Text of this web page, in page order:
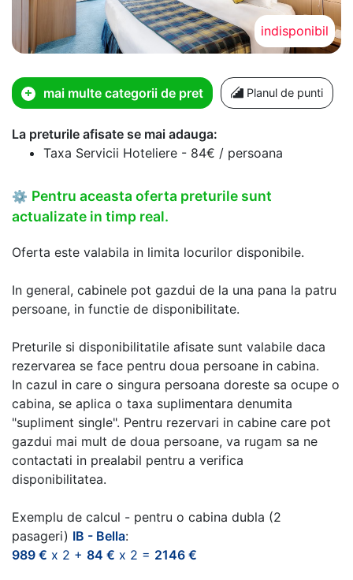
indisponibil
mai multe categorii de pret Planul de punti
La preturile afisate se mai adauga:
Taxa Servicii Hoteliere - 84€ / persoana
⚙ Pentru aceasta oferta preturile sunt
actualizate in timp real.
Oferta este valabila in limita locurilor disponibile.
In general, cabinele pot gazdui de la una pana la patru
persoane, in functie de disponibilitate.
Preturile si disponibilitatile afisate sunt valabile daca
rezervarea se face pentru doua persoane in cabina.
In cazul in care o singura persoana doreste sa ocupe o
cabina, se aplica o taxa suplimentara denumita
"supliment single". Pentru rezervari in cabine care pot
gazdui mai mult de doua persoane, va rugam sa ne
contactati in prealabil pentru a verifica
disponibilitatea.
Exemplu de calcul - pentru o cabina dubla (2
pasageri) IB - Bella:
989 € x 2 + 84 € x 2 = 2146 €